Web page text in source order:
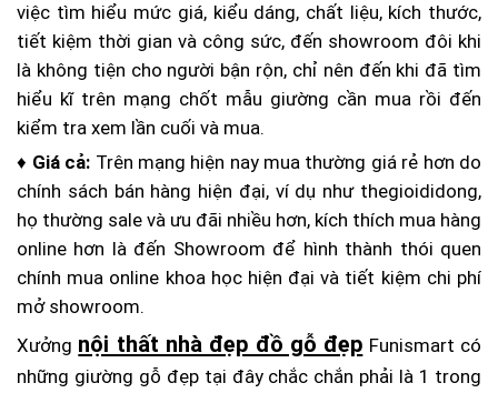
việc tìm hiểu mức giá, kiểu dáng, chất liệu, kích thước,
tiết kiệm thời gian và công sức, đến showroom đôi khi
là không tiện cho người bận rộn, chỉ nên đến khi đã tìm
hiểu kĩ trên mạng chốt mẫu giường cần mua rồi đến
kiểm tra xem lần cuối và mua.
♦ Giá cả: Trên mạng hiện nay mua thường giá rẻ hơn do
chính sách bán hàng hiện đại, ví dụ như thegioididong,
họ thường sale và ưu đãi nhiều hơn, kích thích mua hàng
online hơn là đến Showroom để hình thành thói quen
chính mua online khoa học hiện đại và tiết kiệm chi phí
mở showroom.
Xưởng nội thất nhà đẹp đồ gỗ đẹp Funismart có
những giường gỗ đẹp tại đây chắc chắn phải là 1 trong